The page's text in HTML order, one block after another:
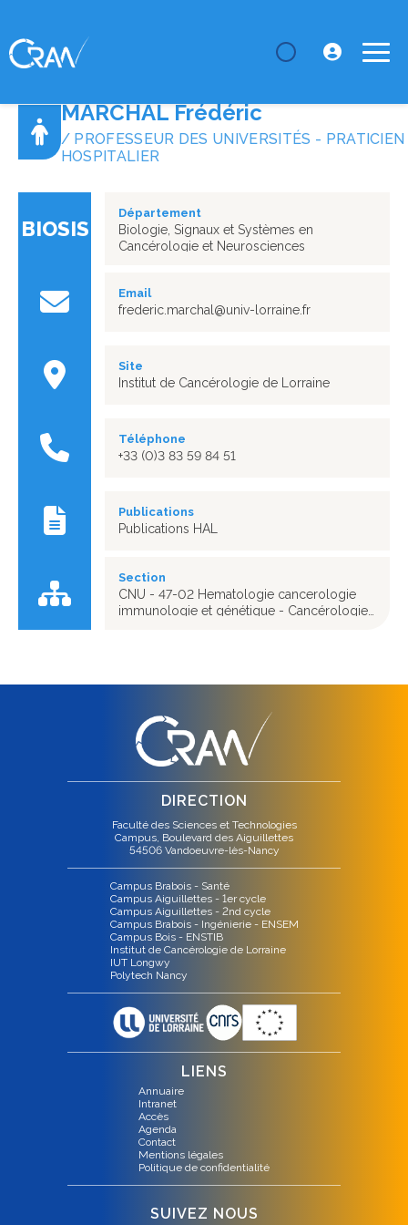
LE CRAN Annuaire
MARCHAL Frédéric
/ PROFESSEUR DES UNIVERSITÉS - PRATICIEN
HOSPITALIER
BIOSIS
Département
Biologie, Signaux et Systèmes en
Cancérologie et Neurosciences
Email
frederic.marchal@univ-lorraine.fr
Site
Institut de Cancérologie de Lorraine
Téléphone
+33 (0)3 83 59 84 51
Publications
Publications HAL
Section
CNU - 47-02 Hematologie cancerologie
immunologie et génétique - Cancérologie;
DIRECTION
Faculté des Sciences et Technologies
Campus, Boulevard des Aiguillettes
54506 Vandoeuvre-lès-Nancy
Campus Brabois - Santé
Campus Aiguillettes - 1er cycle
Campus Aiguillettes - 2nd cycle
Campus Brabois - Ingénierie - ENSEM
Campus Bois - ENSTIB
Institut de Cancérologie de Lorraine
IUT Longwy
Polytech Nancy
LIENS
Annuaire
Intranet
Accès
Agenda
Contact
Mentions légales
Politique de confidentialité
SUIVEZ NOUS